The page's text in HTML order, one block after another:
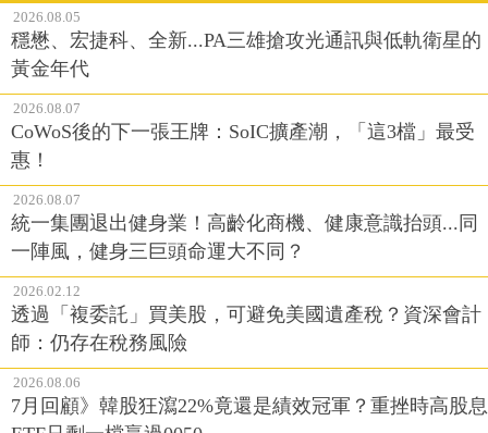
2026.08.05
穩懋、宏捷科、全新...PA三雄搶攻光通訊與低軌衛星的
黃金年代
2026.08.07
CoWoS後的下一張王牌：SoIC擴產潮，「這3檔」最受
惠！
2026.08.07
統一集團退出健身業！高齡化商機、健康意識抬頭...同
一陣風，健身三巨頭命運大不同？
2026.02.12
透過「複委託」買美股，可避免美國遺產稅？資深會計
師：仍存在稅務風險
2026.08.06
7月回顧》韓股狂瀉22%竟還是績效冠軍？重挫時高股息